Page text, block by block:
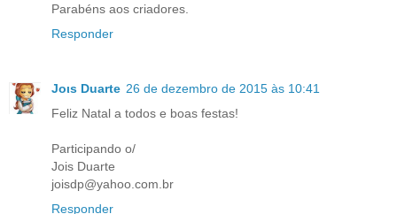
Parabéns aos criadores.
Responder
Joιѕ Duarte 26 de dezembro de 2015 às 10:41
Feliz Natal a todos e boas festas!
Participando o/
Jois Duarte
joisdp@yahoo.com.br
Responder